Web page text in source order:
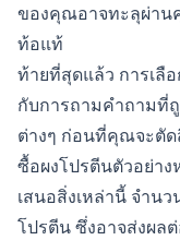
ของคุณอาจทะลุผ่า
ท้อแท้
ท้ายที่สุดแล้ว การเ
กับการถามคำถามที่
ต่างๆ ก่อนที่คุณจะตั
ซื้อผงโปรตีนตัวอย่า
เสนอสิ่งเหล่านี้ จำน
โปรตีน ซึ่งอาจส่งผล